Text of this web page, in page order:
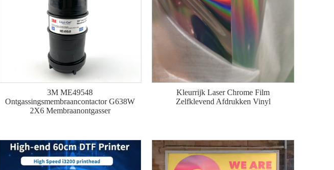
3M ME49548
Ontgassingsmembraancontactor G638W
2X6 Membraanontgasser
Kleurrijk Laser Chrome Film
Zelfklevend Afdrukken Vinyl